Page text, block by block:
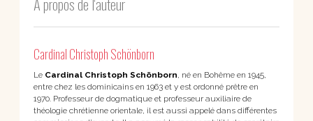
Cardinal Christoph Schönborn
Le Cardinal Christoph Schönborn, né en Bohême en 1945,
entre chez les dominicains en 1963 et y est ordonné prêtre en
1970. Professeur de dogmatique et professeur auxiliaire de
théologie chrétienne orientale, il est aussi appelé dans différentes